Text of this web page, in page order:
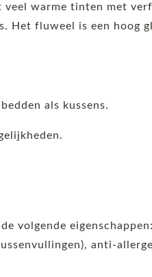
warme tinten met
Het fluweel is een hoog
als kussens.
volgende
anti-